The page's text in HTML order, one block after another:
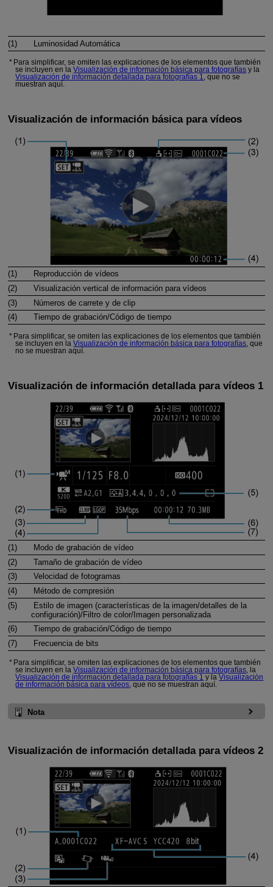
(1) Luminosidad Automática
Para simplificar, se omiten las explicaciones de los elementos que también
se incluyen en laVisualización de información básica para fotografías y la
Visualización de información detallada para fotografías 1
, que no se
muestran aquí.
Visualización de información básica para vídeos
(1)
Reproducción de vídeos
(2)
Visualización vertical de información para vídeos
(3)
Números de carrete y de clip
(4)
Tiempo de grabación/Código de tiempo
Para simplificar, se omiten las explicaciones de los elementos que también
se incluyen en laVisualización de información básica para fotografías , que
no se muestran aquí.
Visualización de información detallada para vídeos 1
(1)
Modo de grabación de vídeo
(2)
Tamaño de grabación de vídeo
(3)
Velocidad de fotogramas
(4)
Método de compresión
(5)
Estilo de imagen (características de la imagen/detalles de la
configuración)/Filtro de color/Imagen personalizada
(6)
Tiempo de grabación/Código de tiempo
(7)
Frecuencia de bits
Para simplificar, se omiten las explicaciones de los elementos que también
se incluyen en laVisualización de información básica para fotografías , la
Visualización de información detallada para fotografías 1 y laVisualización
de información básica para vídeos , que no se muestran aquí.
Nota
Visualización de información detallada para vídeos 2